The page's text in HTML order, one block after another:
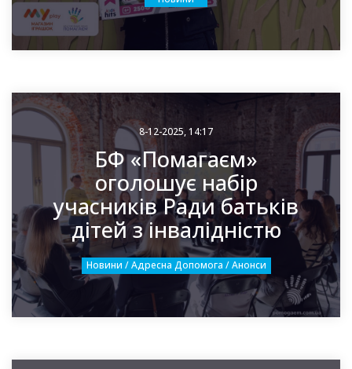
8-12-2025, 14:17
БФ «Помагаєм»
оголошує набір
учасників Ради батьків
дітей з інвалідністю
Новини / Адресна Допомога / Анонси